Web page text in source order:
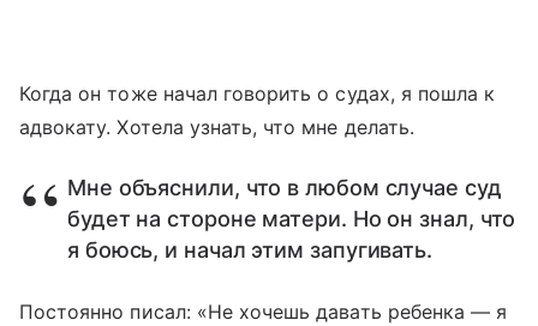
Когда он тоже начал говорить о судах, я пошла к
адвокату. Хотела узнать, что мне делать.
Мне объяснили, что в любом случае суд
будет на стороне матери. Но он знал, что
я боюсь, и начал этим запугивать.
Постоянно писал: «Не хочешь давать ребенка — я